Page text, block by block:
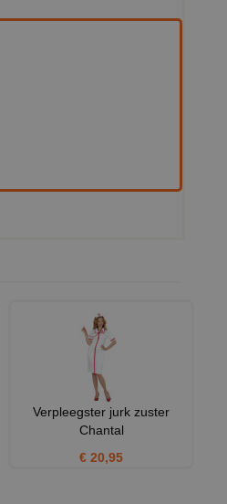
Verpleegster jurk zuster
Chantal
€ 20,95